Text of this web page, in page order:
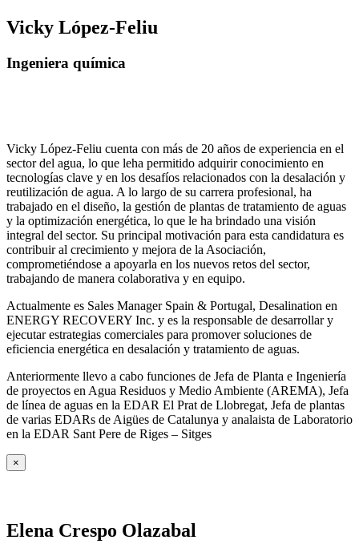
Vicky López-Feliu
Ingeniera química
Vicky López-Feliu cuenta con más de 20 años de experiencia en el
sector del agua, lo que leha permitido adquirir conocimiento en
tecnologías clave y en los desafíos relacionados con la desalación y
reutilización de agua. A lo largo de su carrera profesional, ha
trabajado en el diseño, la gestión de plantas de tratamiento de aguas
y la optimización energética, lo que le ha brindado una visión
integral del sector. Su principal motivación para esta candidatura es
contribuir al crecimiento y mejora de la Asociación,
comprometiéndose a apoyarla en los nuevos retos del sector,
trabajando de manera colaborativa y en equipo.
Actualmente es Sales Manager Spain & Portugal, Desalination en
ENERGY RECOVERY Inc. y es la responsable de desarrollar y
ejecutar estrategias comerciales para promover soluciones de
eficiencia energética en desalación y tratamiento de aguas.
Anteriormente llevo a cabo funciones de Jefa de Planta e Ingeniería
de proyectos en Agua Residuos y Medio Ambiente (AREMA), Jefa
de línea de aguas en la EDAR El Prat de Llobregat, Jefa de plantas
de varias EDARs de Aigües de Catalunya y analaista de Laboratorio
en la EDAR Sant Pere de Riges – Sitges
×
Elena Crespo Olazabal